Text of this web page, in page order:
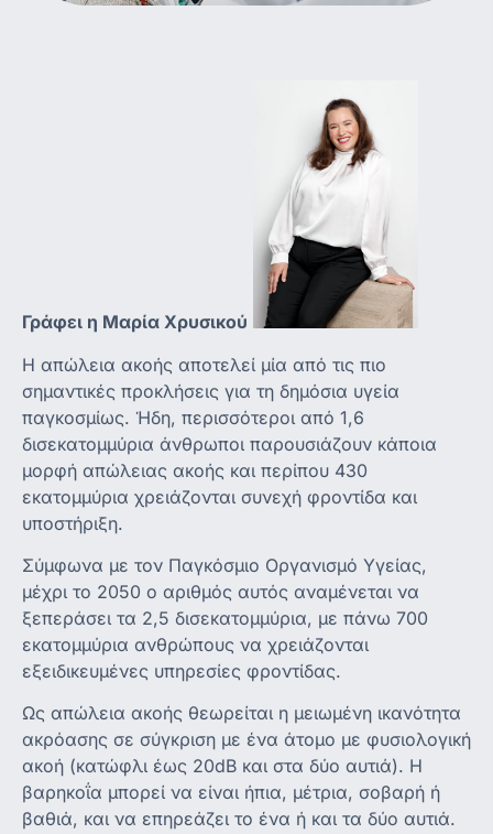
Γράφει η Μαρία Χρυσικού
Η απώλεια ακοής αποτελεί μία από τις πιο
σημαντικές προκλήσεις για τη δημόσια υγεία
παγκοσμίως. Ήδη, περισσότεροι από 1,6
δισεκατομμύρια άνθρωποι παρουσιάζουν κάποια
μορφή απώλειας ακοής και περίπου 430
εκατομμύρια χρειάζονται συνεχή φροντίδα και
υποστήριξη.
Σύμφωνα με τον Παγκόσμιο Οργανισμό Υγείας,
μέχρι το 2050 ο αριθμός αυτός αναμένεται να
ξεπεράσει τα 2,5 δισεκατομμύρια, με πάνω 700
εκατομμύρια ανθρώπους να χρειάζονται
εξειδικευμένες υπηρεσίες φροντίδας.
Ως απώλεια ακοής θεωρείται η μειωμένη ικανότητα
ακρόασης σε σύγκριση με ένα άτομο με φυσιολογική
ακοή (κατώφλι έως 20dB και στα δύο αυτιά). Η
βαρηκοΐα μπορεί να είναι ήπια, μέτρια, σοβαρή ή
βαθιά, και να επηρεάζει το ένα ή και τα δύο αυτιά.